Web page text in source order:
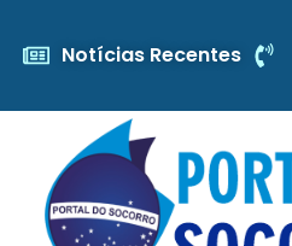
Notícias Recentes